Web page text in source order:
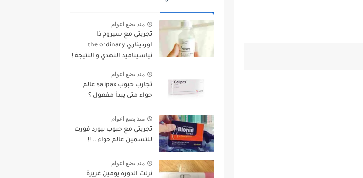
منذ بضع اعوام
تجربتي مع سيروم ذا
اورديناري the ordinary
نياسيناميد النهدي و النتيجة !
منذ بضع اعوام
تجارب حبوب salipax عالم
حواء متى يبدأ مفعول ؟
منذ بضع اعوام
تجربتي مع حبوب بيورد فورت
للتسمين عالم حواء .. !!
منذ بضع اعوام
نزلت الدورة يومين غزيرة